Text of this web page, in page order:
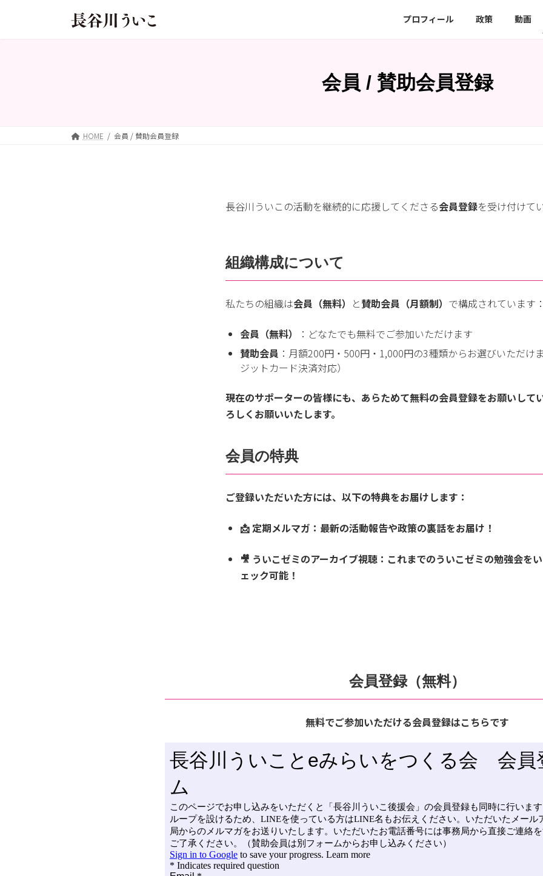
プロフィール 政策 動画
会員 / 賛助会員登録
HOME 会員 / 賛助会員登録
長谷川ういこの活動を継続的に応援してくださる会員登録を受け付けて
組織構成について
私たちの組織は会員（無料） と賛助会員（月額制） で構成されています
会員（無料）
：どなたでも無料でご参加いただけます
賛助会員 ：月額200円・500円・1,000円の3種類からお選びいただけ
ジットカード決済対応）
現在のサポーターの皆様にも、あらためて無料の会員登録をお願いして
ろしくお願いいたします。
会員の特典
ご登録いただいた方には、以下の特典をお届けします：
📩 定期メルマガ ：最新の活動報告や政策の裏話をお届け！
🎥 ういこゼミのアーカイブ視聴 ：これまでのういこゼミの勉強会を
ェック可能！
会員登録（無料）
無料でご参加いただける会員登録はこちらです